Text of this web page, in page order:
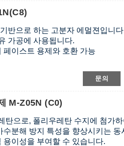
반으로 하는 고분자 에멀젼입니
가공에 사용됩니다.
페이스트 용제와 호환 가능
문의
M-Z05N (C0)
탄으로, 폴리우레탄 수지에 첨가
수분해 방지 특성을 향상시키는
이성을 부여할 수 있습니다.